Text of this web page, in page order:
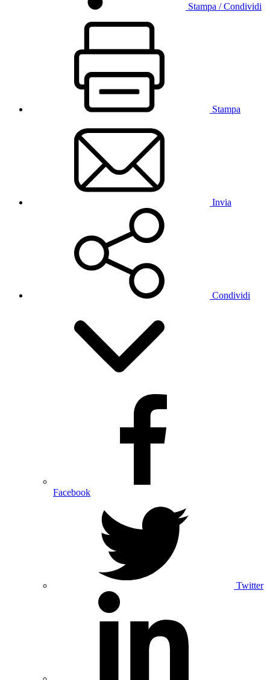
Stampa / Condividi
Stampa
Invia
Condividi
Facebook
Twitter